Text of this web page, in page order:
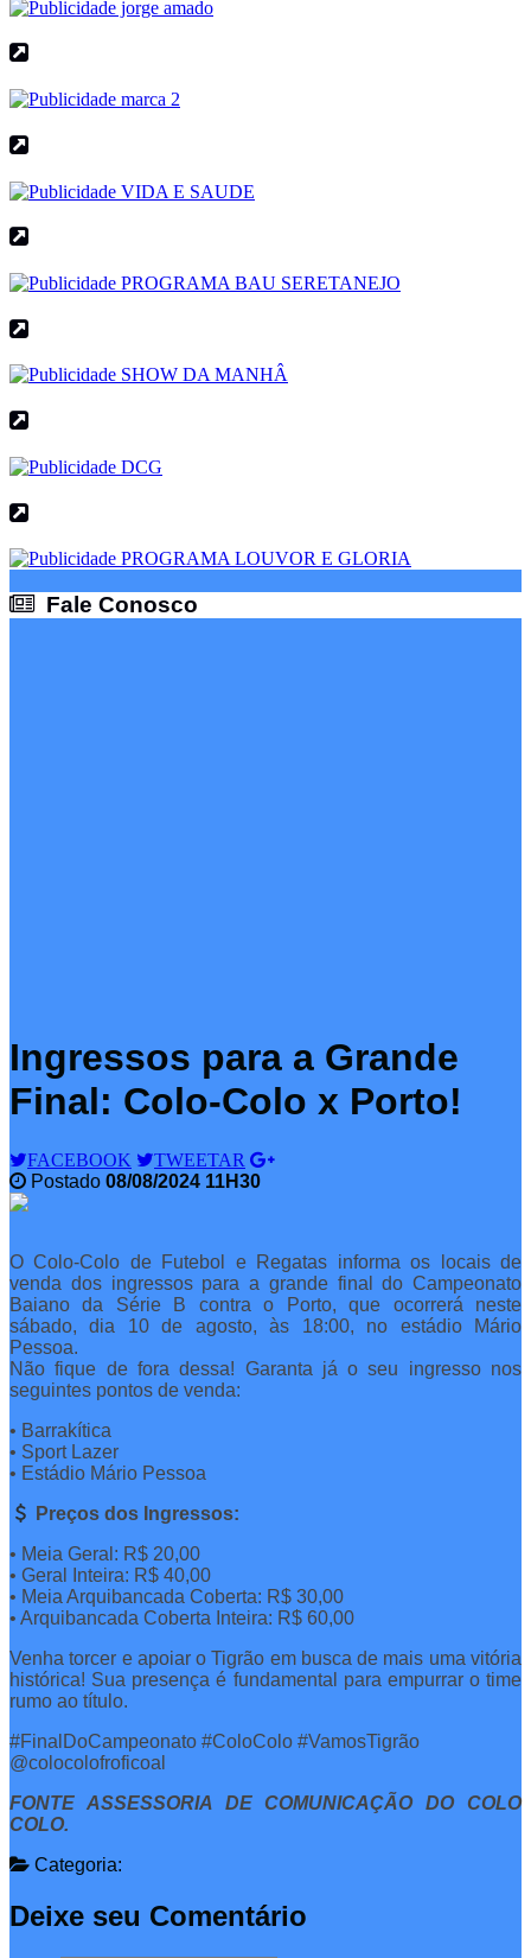
Fale Conosco
Ingressos para a Grande
Final: Colo-Colo x Porto!
FACEBOOK
TWEETAR
Postado 08/08/2024 11H30
O Colo-Colo de Futebol e Regatas informa os locais de
venda dos ingressos para a grande final do Campeonato
Baiano da Série B contra o Porto, que ocorrerá neste
sábado, dia 10 de agosto, às 18:00, no estádio Mário
Pessoa.
Não fique de fora dessa! Garanta já o seu ingresso nos
seguintes pontos de venda:
• Barrakítica
• Sport Lazer
• Estádio Mário Pessoa
Preços dos Ingressos:
• Meia Geral: R$ 20,00
• Geral Inteira: R$ 40,00
• Meia Arquibancada Coberta: R$ 30,00
• Arquibancada Coberta Inteira: R$ 60,00
Venha torcer e apoiar o Tigrão em busca de mais uma vitória
histórica! Sua presença é fundamental para empurrar o time
rumo ao título.
#FinalDoCampeonato #ColoColo #VamosTigrão
@colocolofroficoal
FONTE ASSESSORIA DE COMUNICAÇÃO DO COLO
COLO.
Categoria:
Deixe seu Comentário